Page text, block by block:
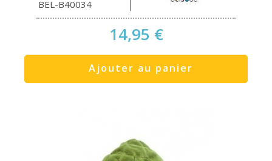
BEL-B40034
14,95 €
Ajouter au panier